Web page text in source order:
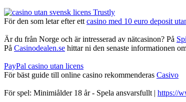
För den som letar efter ett casino med 10 euro deposit
Är du från Norge och är intresserad av nätcasinon? På
På Casinodealen.se hittar ni den senaste informationen
PayPal casino utan licens
För bäst guide till online casino rekommenderas Casivo
För spel: Minimiålder 18 år - Spela ansvarsfullt | https://